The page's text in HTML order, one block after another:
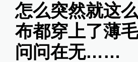
怎么突然就这
布都穿上了薄
问问在无……